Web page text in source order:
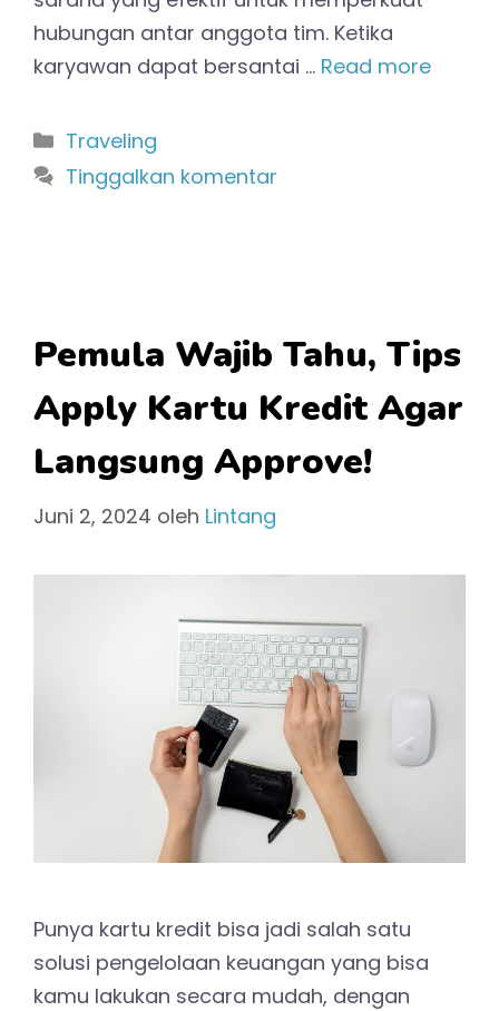
hubungan antar anggota tim. Ketika
karyawan dapat bersantai … Read more
Kategori
Traveling
Tinggalkan komentar
Pemula Wajib Tahu, Tips
Apply Kartu Kredit Agar
Langsung Approve!
Juni 2, 2024 oleh Lintang
Punya kartu kredit bisa jadi salah satu
solusi pengelolaan keuangan yang bisa
kamu lakukan secara mudah, dengan